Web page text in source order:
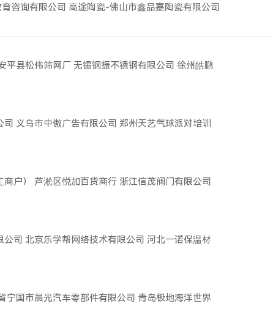
咨询有限公司 高途陶瓷-佛山市鑫品嘉陶瓷有限公司
平县松伟筛网厂 无锡钢振不锈钢有限公司 徐州皓鹏
司 义乌市中傲广告有限公司 郑州天艺气球派对培训
户） 芦淞区悦加百货商行 浙江信茂阀门有限公司
公司 北京乐学帮网络技术有限公司 河北一诺保温材
宁国市晨光汽车零部件有限公司 青岛极地海洋世界